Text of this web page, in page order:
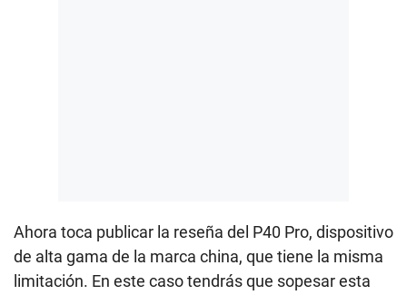
Ahora toca publicar la reseña del P40 Pro, dispositivo
de alta gama de la marca china, que tiene la misma
limitación. En este caso tendrás que sopesar esta